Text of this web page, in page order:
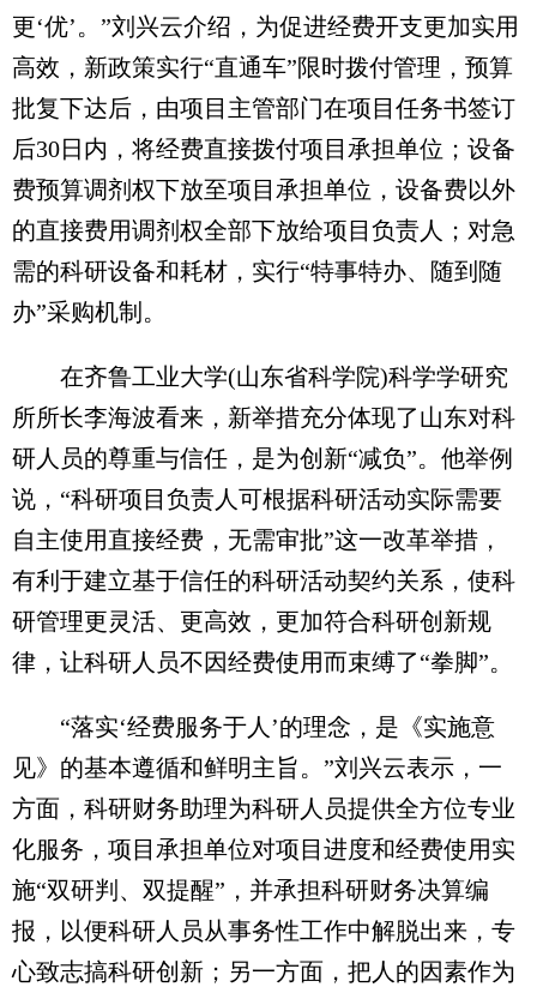
更‘优’。”刘兴云介绍，为促进经费开支更加实用
高效，新政策实行“直通车”限时拨付管理，预算
批复下达后，由项目主管部门在项目任务书签订
后30日内，将经费直接拨付项目承担单位；设备
费预算调剂权下放至项目承担单位，设备费以外
的直接费用调剂权全部下放给项目负责人；对急
需的科研设备和耗材，实行“特事特办、随到随
办”采购机制。
在齐鲁工业大学(山东省科学院)科学学研究
所所长李海波看来，新举措充分体现了山东对科
研人员的尊重与信任，是为创新“减负”。他举例
说，“科研项目负责人可根据科研活动实际需要
自主使用直接经费，无需审批”这一改革举措，
有利于建立基于信任的科研活动契约关系，使科
研管理更灵活、更高效，更加符合科研创新规
律，让科研人员不因经费使用而束缚了“拳脚”。
“落实‘经费服务于人’的理念，是《实施意
见》的基本遵循和鲜明主旨。”刘兴云表示，一
方面，科研财务助理为科研人员提供全方位专业
化服务，项目承担单位对项目进度和经费使用实
施“双研判、双提醒”，并承担科研财务决算编
报，以便科研人员从事务性工作中解脱出来，专
心致志搞科研创新；另一方面，把人的因素作为